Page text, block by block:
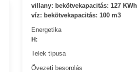
villany: bekötvekapacitás: 127 KWh
víz: bekötvekapacitás: 100 m3
Energetika
H:
Telek típusa
Övezeti besorolás